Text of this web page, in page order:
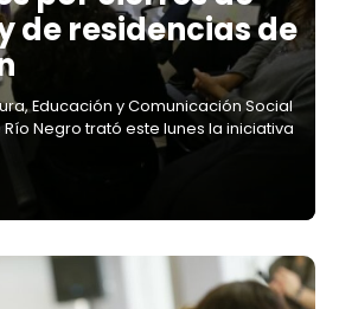
de residencias de
Educación y Comunicación Social
Negro trató este lunes la iniciativa